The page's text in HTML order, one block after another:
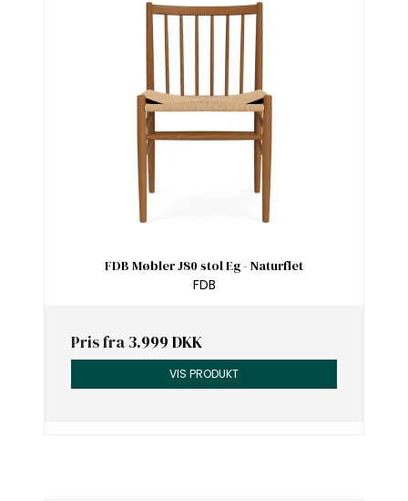
FDB Møbler J80 stol Eg - Naturflet
FDB
Pris fra3.999 DKK
VIS PRODUKT